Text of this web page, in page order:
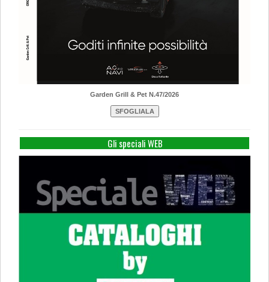
Garden Grill & Pet N.47/2026
Gli speciali WEB